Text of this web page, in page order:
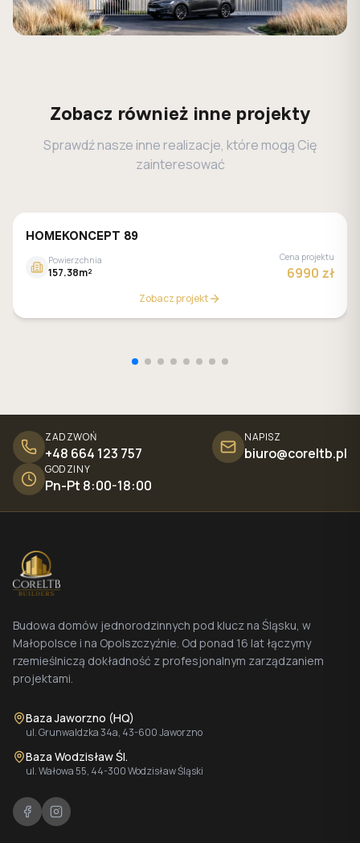
Zobacz również inne projekty
Sprawdź nasze inne realizacje, które mogą Cię
zainteresować
HOMEKONCEPT 89
Powierzchnia
157.38m²
Cena projektu
6990 zł
Zobacz projekt
ZADZWOŃ
+48 664 123 757
NAPISZ
biuro@coreltb.pl
GODZINY
Pn-Pt 8:00-18:00
Budowa domów jednorodzinnych pod klucz na Śląsku, w
Małopolsce i na Opolszczyźnie. Od ponad 16 lat łączymy
rzemieślniczą dokładność z profesjonalnym zarządzaniem
projektami.
Baza Jaworzno (HQ)
ul. Grunwaldzka 34a, 43-600 Jaworzno
Baza Wodzisław Śl.
ul. Wałowa 55, 44-300 Wodzisław Śląski